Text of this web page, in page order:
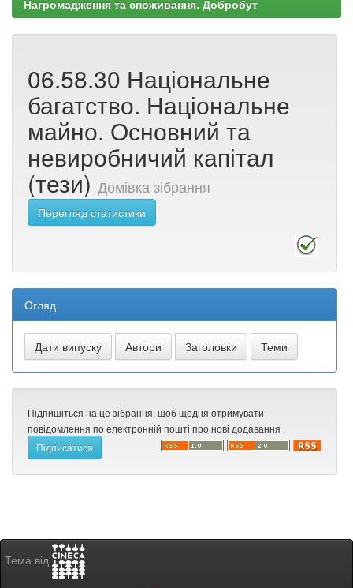
Нагромадження та споживання. Добробут
06.58.30 Національне
багатство. Національне
майно. Основний та
невиробничий капітал
(тези) Домівка зібрання
Перегляд статистики
Огляд
Підпишіться на це зібрання, щоб щодня отримувати
повідомлення по електронній пошті про нові додавання
Тема від